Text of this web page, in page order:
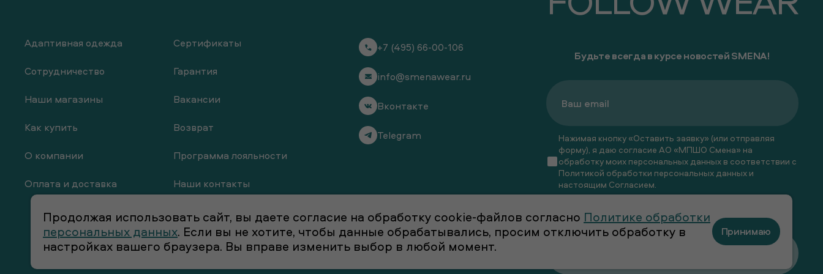
Адаптивная одежда
Сотрудничество
Наши магазины
Как купить
О компании
Оплата и доставка
Сертификаты
Гарантия
Вакансии
Возврат
Программа лояльности
Наши контакты
+7 (495) 66-00-106
info@smenawear.ru
Вконтакте
Telegram
Будьте всегда в курсе новостей SMENA!
Нажимая кнопку «Оставить заявку» (или отправляя
форму), я даю согласие АО «МПШО Смена» на
обработку моих персональных данных в соответствии с
Политикой обработки персональных данных и
настоящим Согласием.
информационных рассылок
Продолжая использовать сайт, вы даете согласие на обработку cookie-файлов согласно Политике обработки
персональных данных. Если вы не хотите, чтобы данные обрабатывались, просим отключить обработку в
настройках вашего браузера. Вы вправе изменить выбор в любой момент.
Принимаю